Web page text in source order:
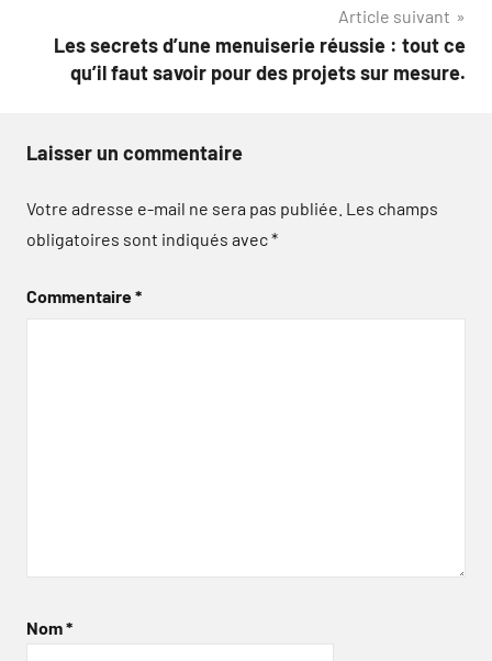
Article suivant
Les secrets d’une menuiserie réussie : tout ce
qu’il faut savoir pour des projets sur mesure.
Laisser un commentaire
Votre adresse e-mail ne sera pas publiée. Les champs
obligatoires sont indiqués avec*
Commentaire*
Nom*